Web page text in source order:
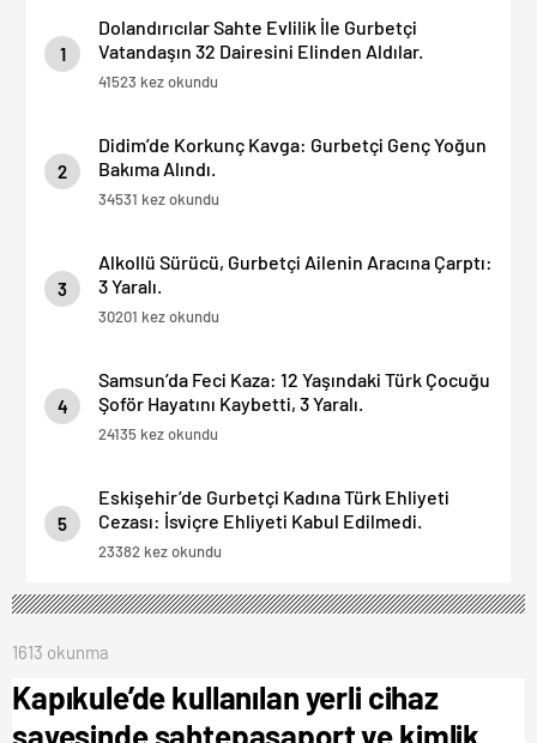
1
Dolandırıcılar Sahte Evlilik İle Gurbetçi
Vatandaşın 32 Dairesini Elinden Aldılar.
41523 kez okundu
2
Didim’de Korkunç Kavga: Gurbetçi Genç Yoğun
Bakıma Alındı.
34531 kez okundu
3
Alkollü Sürücü, Gurbetçi Ailenin Aracına Çarptı:
3 Yaralı.
30201 kez okundu
4
Samsun’da Feci Kaza: 12 Yaşındaki Türk Çocuğu
Şoför Hayatını Kaybetti, 3 Yaralı.
24135 kez okundu
5
Eskişehir’de Gurbetçi Kadına Türk Ehliyeti
Cezası: İsviçre Ehliyeti Kabul Edilmedi.
23382 kez okundu
1613 okunma
Kapıkule’de kullanılan yerli cihaz
sayesinde sahtepasaport ve kimlik